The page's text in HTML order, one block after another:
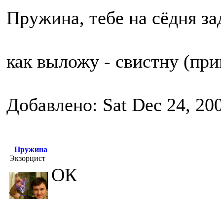
Пружина, тебе на сёдня
как выложу - свистну
Добавлено: Sat Dec 24,
Пружина
Экзорцист
ОК